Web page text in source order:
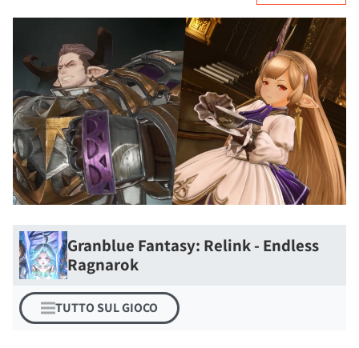
Granblue Fantasy: Relink - Endless
Ragnarok
TUTTO SUL GIOCO